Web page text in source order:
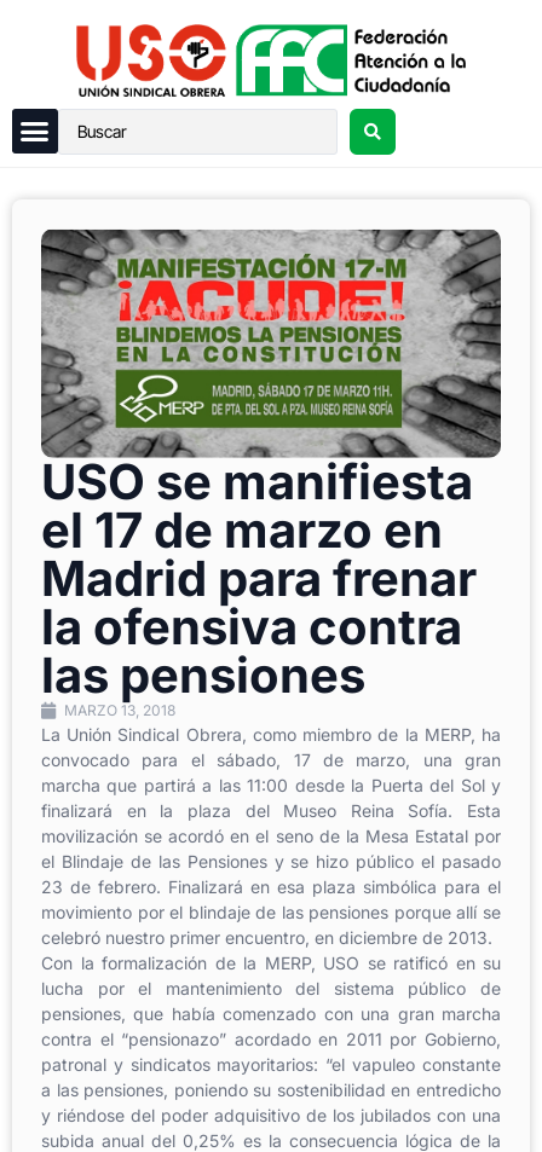
USO se manifiesta
el 17 de marzo en
Madrid para frenar
la ofensiva contra
las pensiones
MARZO 13, 2018
La Unión Sindical Obrera, como miembro de la MERP, ha
convocado para el sábado, 17 de marzo, una gran
marcha que partirá a las 11:00 desde la Puerta del Sol y
finalizará en la plaza del Museo Reina Sofía. Esta
movilización se acordó en el seno de la Mesa Estatal por
el Blindaje de las Pensiones y se hizo público el pasado
23 de febrero. Finalizará en esa plaza simbólica para el
movimiento por el blindaje de las pensiones porque allí se
celebró nuestro primer encuentro, en diciembre de 2013.
Con la formalización de la MERP, USO se ratificó en su
lucha por el mantenimiento del sistema público de
pensiones, que había comenzado con una gran marcha
contra el “pensionazo” acordado en 2011 por Gobierno,
patronal y sindicatos mayoritarios: “el vapuleo constante
a las pensiones, poniendo su sostenibilidad en entredicho
y riéndose del poder adquisitivo de los jubilados con una
subida anual del 0,25% es la consecuencia lógica de la